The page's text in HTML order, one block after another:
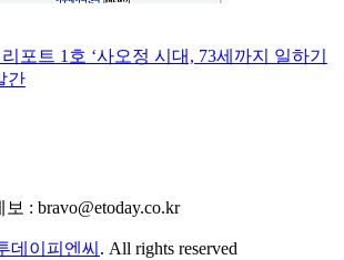
포트 1호 ‘사오정 시대, 73세까지 일하기
간
: bravo@etoday.co.kr
데이피엔씨 . All rights reserved